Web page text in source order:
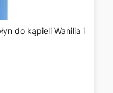
do kąpieli Wanilia i